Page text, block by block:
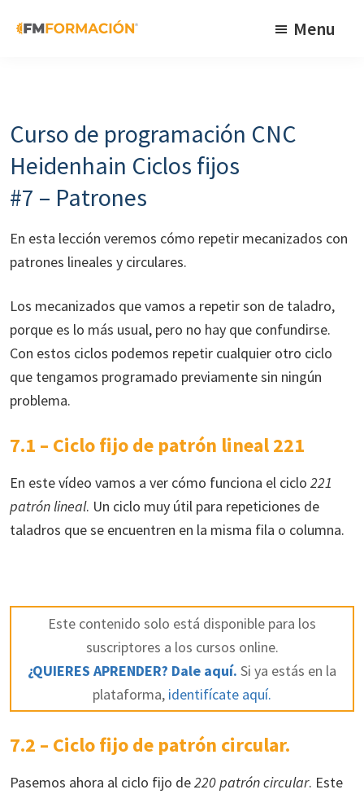
mecánica
Menu
Curso de programación CNC
Heidenhain Ciclos fijos
#7 – Patrones
En esta lección veremos cómo repetir mecanizados con
patrones lineales y circulares.
Los mecanizados que vamos a repetir son de taladro,
porque es lo más usual, pero no hay que confundirse.
Con estos ciclos podemos repetir cualquier otro ciclo
que tengamos programado previamente sin ningún
problema.
7.1 – Ciclo fijo de patrón lineal 221
En este vídeo vamos a ver cómo funciona el ciclo 221
patrón lineal. Un ciclo muy útil para repeticiones de
taladros que se encuentren en la misma fila o columna.
Este contenido solo está disponible para los
suscriptores a los cursos online.
¿QUIERES APRENDER? Dale aquí. Si ya estás en la
plataforma, identifícate aquí.
7.2 – Ciclo fijo de patrón circular.
Pasemos ahora al ciclo fijo de220 patrón circular. Este